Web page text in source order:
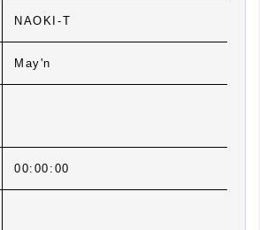
NAOKI-T
May'n
00:00:00